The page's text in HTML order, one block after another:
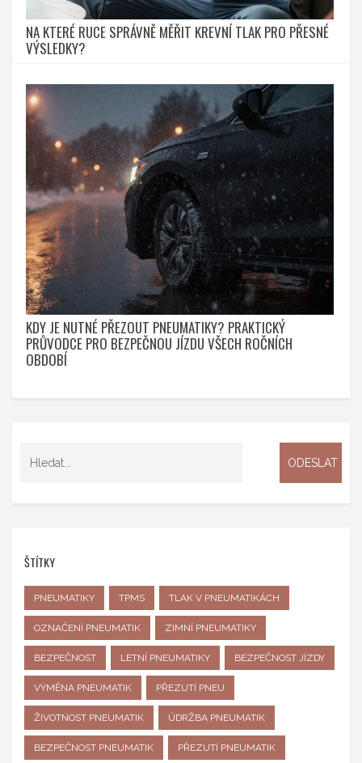
NA KTERÉ RUCE SPRÁVNĚ MĚŘIT KREVNÍ TLAK PRO PŘESNÉ
VÝSLEDKY?
KDY JE NUTNÉ PŘEZOUT PNEUMATIKY? PRAKTICKÝ
PRŮVODCE PRO BEZPEČNOU JÍZDU VŠECH ROČNÍCH
OBDOBÍ
ŠTÍTKY
PNEUMATIKY TPMS TLAK V PNEUMATIKÁCH
OZNAČENÍ PNEUMATIK ZIMNÍ PNEUMATIKY
BEZPEČNOST LETNÍ PNEUMATIKY BEZPEČNOST JÍZDY
VÝMĚNA PNEUMATIK PŘEZUTÍ PNEU
ŽIVOTNOST PNEUMATIK ÚDRŽBA PNEUMATIK
BEZPEČNOST PNEUMATIK PŘEZUTÍ PNEUMATIK